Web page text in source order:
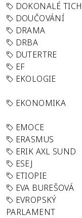
DOKONALÉ
DOUČOVÁNÍ
DRAMA
DRBA
DUTERTRE
EF
EKOLOGIE
EKONOMIKA
EMOCE
ERASMUS
ERIK AXL SUND
ESEJ
ETIOPIE
EVA BUREŠOVÁ
EVROPSKÝ
PARLAMENT